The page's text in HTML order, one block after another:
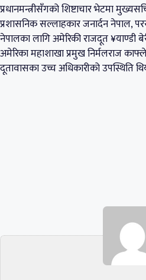
प्रधानमन्त्रीसँगको शिष्टाचार भेटमा
प्रशासनिक सल्लाहकार जनार्दन नेपाल,
नेपालका लागि अमेरिकी राजदूत ¥याण्डी
अमेरिका महाशाखा प्रमुख निर्मलराज
दूतावासका उच्च अधिकारीको उपस्थिति